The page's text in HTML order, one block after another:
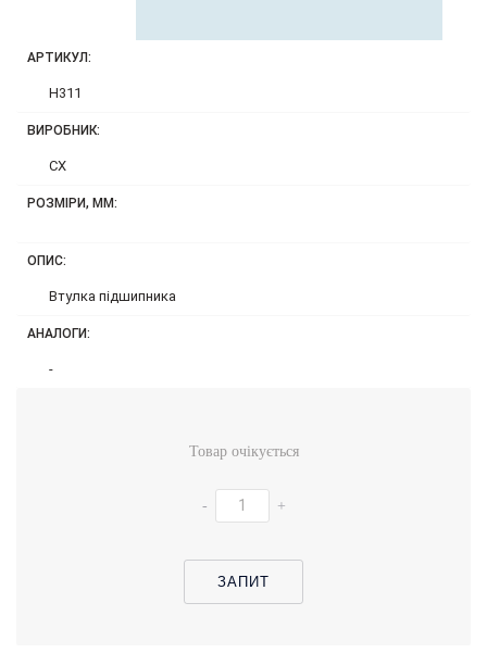
АРТИКУЛ:
H311
ВИРОБНИК:
CX
РОЗМІРИ, ММ:
ОПИС:
Втулка підшипника
АНАЛОГИ:
-
Товар очікується
- +
ЗАПИТ